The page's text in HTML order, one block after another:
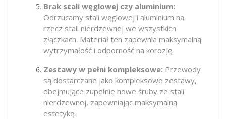
Brak stali węglowej czy aluminium:
Odrzucamy stali węglowej i aluminium na
rzecz stali nierdzewnej we wszystkich
złączkach. Materiał ten zapewnia maksymalną
wytrzymałość i odporność na korozję.
Zestawy w pełni kompleksowe: Przewody
są dostarczane jako kompleksowe zestawy,
obejmujące zupełnie nowe śruby ze stali
nierdzewnej, zapewniając maksymalną
estetykę.